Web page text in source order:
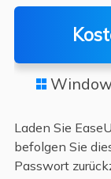

Laden Sie
befolgen Sie
Passwort